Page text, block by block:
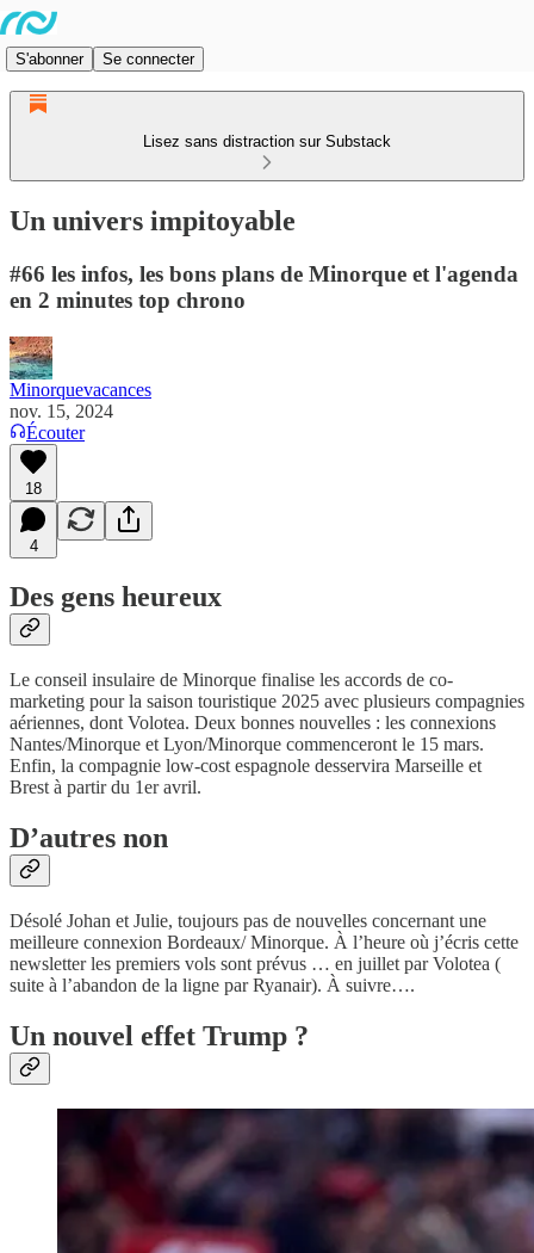
S'abonner Se connecter
Lisez sans distraction sur Substack
Un univers impitoyable
#66 les infos, les bons plans de Minorque et l'agenda
en 2 minutes top chrono
Minorquevacances
nov. 15, 2024
Écouter
18
4
Des gens heureux
Le conseil insulaire de Minorque finalise les accords de co-
marketing pour la saison touristique 2025 avec plusieurs compagnies
aériennes, dont Volotea. Deux bonnes nouvelles : les connexions
Nantes/Minorque et Lyon/Minorque commenceront le 15 mars.
Enfin, la compagnie low-cost espagnole desservira Marseille et
Brest à partir du 1er avril.
D’autres non
Désolé Johan et Julie, toujours pas de nouvelles concernant une
meilleure connexion Bordeaux/ Minorque. À l’heure où j’écris cette
newsletter les premiers vols sont prévus … en juillet par Volotea (
suite à l’abandon de la ligne par Ryanair). À suivre….
Un nouvel effet Trump ?